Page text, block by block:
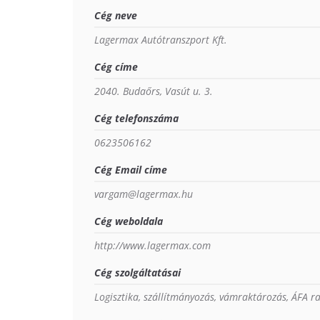
Cég neve
Lagermax Autótranszport Kft.
Cég címe
2040. Budaőrs, Vasút u. 3.
Cég telefonszáma
0623506162
Cég Email címe
vargam@lagermax.hu
Cég weboldala
http://www.lagermax.com
Cég szolgáltatásai
Logisztika, szállítmányozás, vámraktározás, ÁFA